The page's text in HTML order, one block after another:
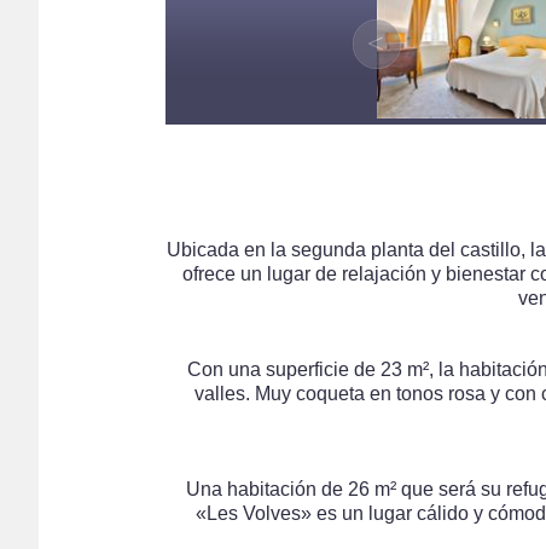
Ubicada en la segunda planta del castillo,
ofrece un lugar de relajación y bienestar
Con una superficie de 23 m², la
valles. Muy coqueta en tonos rosa y
Una habitación de 26 m² que será su
«Les Volves» es un lugar cálido y